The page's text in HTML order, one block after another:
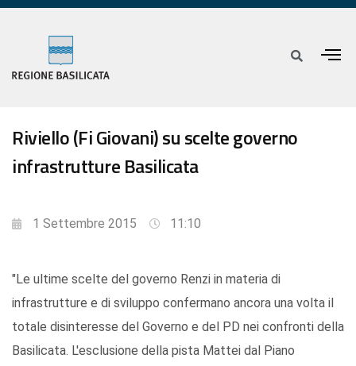
Riviello (Fi Giovani) su scelte governo
infrastrutture Basilicata
1 Settembre 2015 11:10
"Le ultime scelte del governo Renzi in materia di
infrastrutture e di sviluppo confermano ancora una volta il
totale disinteresse del Governo e del PD nei confronti della
Basilicata. L'esclusione della pista Mattei dal Piano